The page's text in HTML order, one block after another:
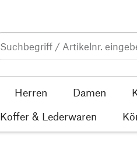
Herren Damen
Koffer & Lederwaren